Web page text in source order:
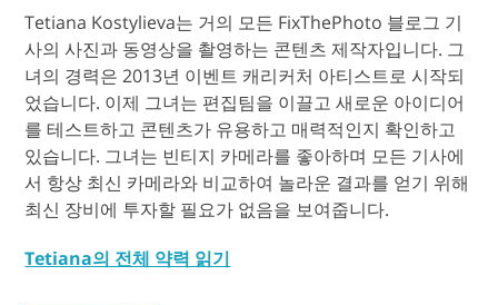
Tetiana Kostylieva는 거의 모든 FixThePhoto 블로그 기
사의 사진과 동영상을 촬영하는 콘텐츠 제작자입니다. 그
녀의 경력은 2013년 이벤트 캐리커처 아티스트로 시작되
었습니다. 이제 그녀는 편집팀을 이끌고 새로운 아이디어
를 테스트하고 콘텐츠가 유용하고 매력적인지 확인하고
있습니다. 그녀는 빈티지 카메라를 좋아하며 모든 기사에
서 항상 최신 카메라와 비교하여 놀라운 결과를 얻기 위해
최신 장비에 투자할 필요가 없음을 보여줍니다.
Tetiana의 전체 약력 읽기